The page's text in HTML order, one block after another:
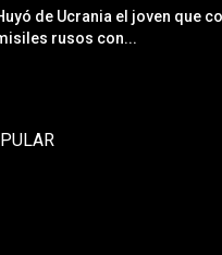
de Ucrania el joven que
rusos con...